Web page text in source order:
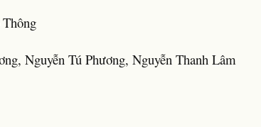
Nguyễn Tú Phương, Nguyễn Thanh Lâm